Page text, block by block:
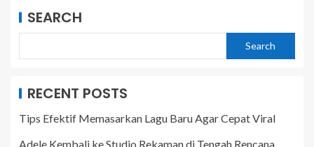
SEARCH
Search
RECENT POSTS
Tips Efektif Memasarkan Lagu Baru Agar Cepat Viral
Adele Kembali ke Studio Rekaman di Tengah Rencana